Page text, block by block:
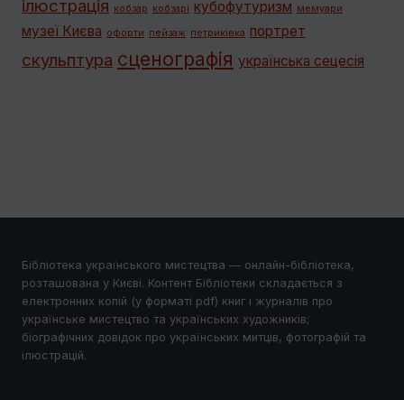
ілюстрація кобзар кобзарі кубофутуризм мемуари
музеї Києва офорти пейзаж петриківка портрет
скульптура сценографія українська сецесія
Бібліотека українського мистецтва — онлайн-бібліотека,
розташована у Києві. Контент Бібліотеки складається з
електронних копій (у форматі pdf) книг і журналів про
українське мистецтво та українських художників;
біографічних довідок про українських митців, фотографій та
ілюстрацій.